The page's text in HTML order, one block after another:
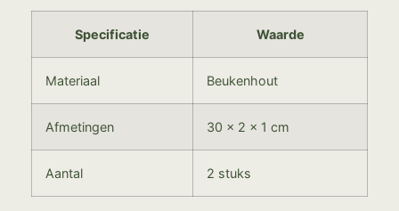
Specificatie Waarde
Materiaal Beukenhout
Afmetingen 30 x 2 x 1 cm
Aantal 2 stuks